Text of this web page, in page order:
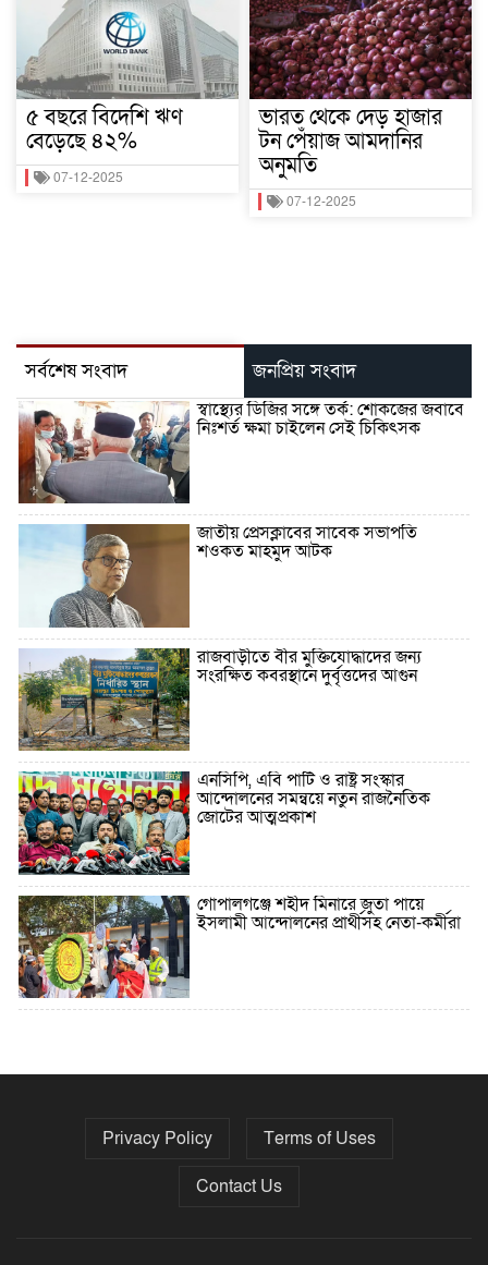
৫ বছরে বিদেশি ঋণ
বেড়েছে ৪২%
07-12-2025
ভারত থেকে দেড় হাজার
টন পেঁয়াজ আমদানির
অনুমতি
07-12-2025
সর্বশেষ সংবাদ জনপ্রিয় সংবাদ
স্বাস্থ্যের ডিজির সঙ্গে তর্ক: শোকজের জবাবে
নিঃশর্ত ক্ষমা চাইলেন সেই চিকিৎসক
জাতীয় প্রেসক্লাবের সাবেক সভাপতি
শওকত মাহমুদ আটক
রাজবাড়ীতে বীর মুক্তিযোদ্ধাদের জন্য
সংরক্ষিত কবরস্থানে দুর্বৃত্তদের আগুন
এনসিপি, এবি পার্টি ও রাষ্ট্র সংস্কার
আন্দোলনের সমন্বয়ে নতুন রাজনৈতিক
জোটের আত্মপ্রকাশ
গোপালগঞ্জে শহীদ মিনারে জুতা পায়ে
ইসলামী আন্দোলনের প্রার্থীসহ নেতা-কর্মীরা
নির্বাচনের তফসিল ৮-১৫ ডিসেম্বরের মধ্যে
Privacy Policy
Terms of Uses
Contact Us